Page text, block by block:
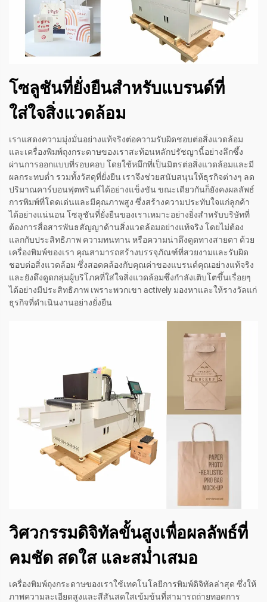
โซลูชันที่ยั่งยืนสำหรับแบรนด์ที่
ใส่ใจสิ่งแวดล้อม
เราแสดงความมุ่งมั่นอย่างแท้จริงต่อความรับผิดชอบต่อสิ่งแวดล้อม
และเครื่องพิมพ์ถุงกระดาษของเราสะท้อนหลักปรัชญานี้อย่างลึกซึ้ง
ผ่านการออกแบบที่รอบคอบ โดยใช้หมึกที่เป็นมิตรต่อสิ่งแวดล้อมและมี
ผลกระทบต่ำ รวมทั้งวัสดุที่ยั่งยืน เราจึงช่วยสนับสนุนให้ธุรกิจต่างๆ ลด
ปริมาณคาร์บอนฟุตพรินต์ได้อย่างแข็งขัน ขณะเดียวกันก็ยังคงผลลัพธ์
การพิมพ์ที่โดดเด่นและมีคุณภาพสูง ซึ่งสร้างความประทับใจแก่ลูกค้า
ได้อย่างแน่นอน โซลูชันที่ยั่งยืนของเราเหมาะอย่างยิ่งสำหรับบริษัทที่
ต้องการสื่อสารพันธสัญญาด้านสิ่งแวดล้อมอย่างแท้จริง โดยไม่ต้อง
แลกกับประสิทธิภาพ ความทนทาน หรือความน่าดึงดูดทางสายตา ด้วย
เครื่องพิมพ์ของเรา คุณสามารถสร้างบรรจุภัณฑ์ที่สวยงามและรับผิด
ชอบต่อสิ่งแวดล้อม ซึ่งสอดคล้องกับคุณค่าของแบรนด์คุณอย่างแท้จริง
และยังดึงดูดกลุ่มผู้บริโภคที่ใส่ใจสิ่งแวดล้อมซึ่งกำลังเติบโตขึ้นเรื่อยๆ
ได้อย่างมีประสิทธิภาพ เพราะพวกเขา actively มองหาและให้รางวัลแก่
ธุรกิจที่ดำเนินงานอย่างยั่งยืน
วิศวกรรมดิจิทัลขั้นสูงเพื่อผลลัพธ์ที่
คมชัด สดใส และสม่ำเสมอ
เครื่องพิมพ์ถุงกระดาษของเราใช้เทคโนโลยีการพิมพ์ดิจิทัลล่าสุด ซึ่งให้
ภาพความละเอียดสูงและสีสันสดใสเข้มข้นที่สามารถถ่ายทอดการ